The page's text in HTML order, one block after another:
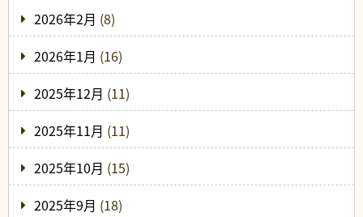
2026年2月 (8)
2026年1月 (16)
2025年12月 (11)
2025年11月 (11)
2025年10月 (15)
2025年9月 (18)